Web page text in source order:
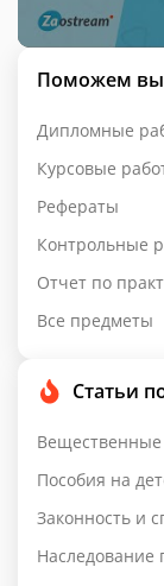
Поможем
Дипломные
Курсовые
Рефераты
Контрольные
Отчет по
Все предметы
Статьи
Вещественные
Пособия на
Законность и